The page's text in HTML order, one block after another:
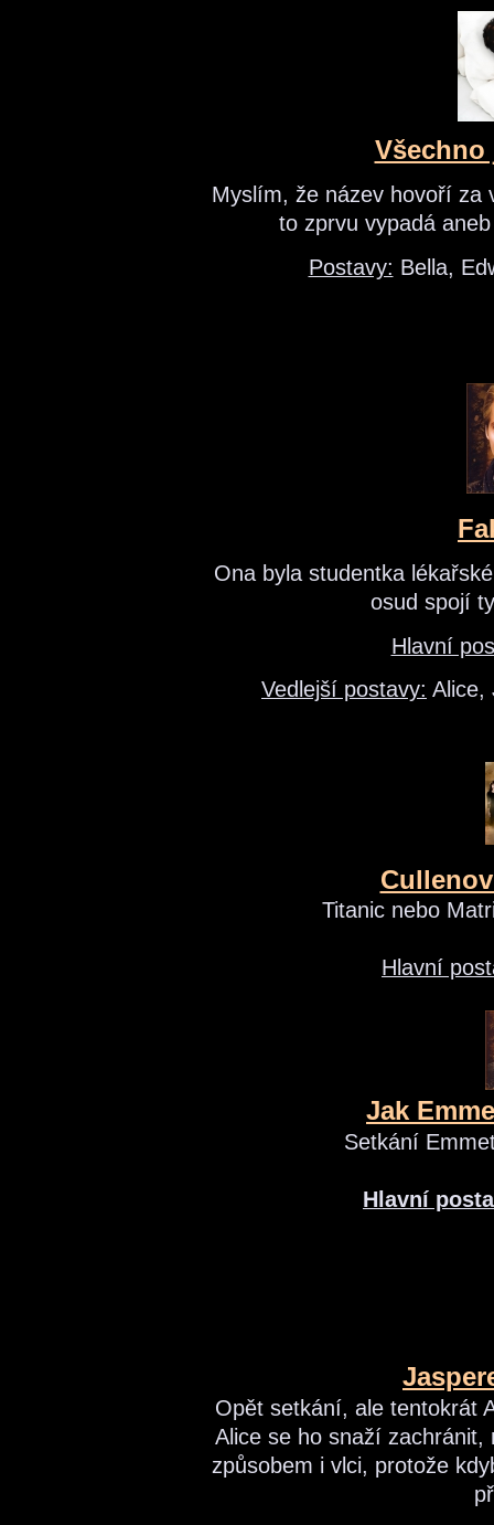
Myslím, že název hovoří za
to zprvu vypadá
Postavy: Bella,
Ona byla studentka
osud spojí
Hlavní
Vedlejší postavy: Alice,
Titanic nebo
Hlavní
Jak
Setkání
Hlavní
Opět setkání, ale tentokrát
Alice se ho snaží zachránit,
způsobem i vlci, protože